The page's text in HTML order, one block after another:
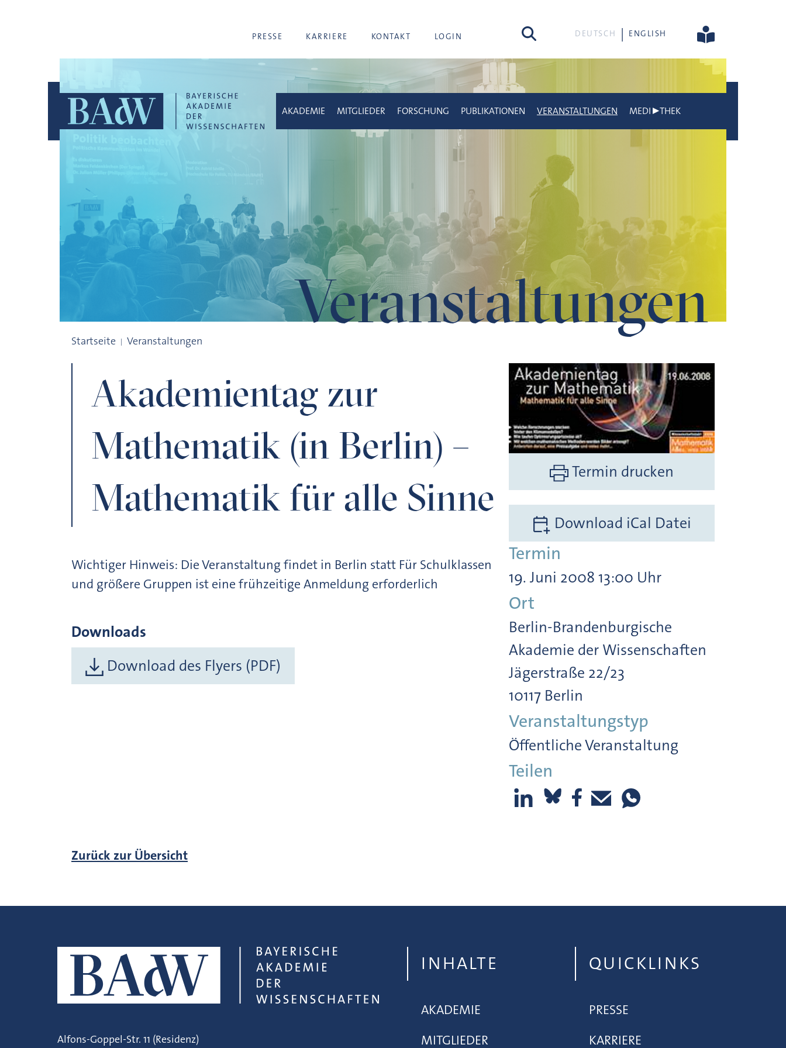
PRESSE KARRIERE KONTAKT LOGIN Suche DEUTSCH ENGLISH
Veranstaltungen
AKADEMIE MITGLIEDER FORSCHUNG PUBLIKATIONEN VERANSTALTUNGEN MEDI▶THEK
Startseite Veranstaltungen
Akademientag zur
Mathematik (in Berlin) –
Mathematik für alle Sinne
Wichtiger Hinweis: Die Veranstaltung findet in Berlin statt Für Schulklassen
und größere Gruppen ist eine frühzeitige Anmeldung erforderlich
Downloads
Download des Flyers (PDF)
Termin drucken
Download iCal Datei
Termin
19. Juni 2008 13:00 Uhr
Ort
Berlin-Brandenburgische
Akademie der Wissenschaften
Jägerstraße 22/23
10117 Berlin
Veranstaltungstyp
Öffentliche Veranstaltung
Teilen
Zurück zur Übersicht
Alfons-Goppel-Str. 11 (Residenz)
INHALTE
AKADEMIE
MITGLIEDER
QUICKLINKS
PRESSE
KARRIERE